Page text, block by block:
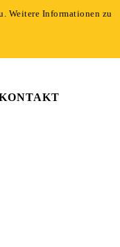
En De
Weitere Informationen zu